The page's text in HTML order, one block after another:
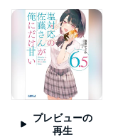
プレビューの
再生